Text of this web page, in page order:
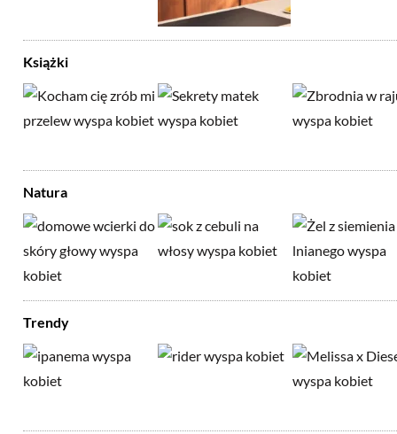
Książki
Natura
Trendy